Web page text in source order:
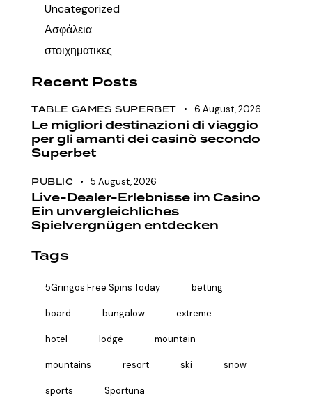
Uncategorized
Ασφάλεια
στοιχηματικες
Recent Posts
TABLE GAMES SUPERBET 6 August, 2026
Le migliori destinazioni di viaggio
per gli amanti dei casinò secondo
Superbet
PUBLIC 5 August, 2026
Live-Dealer-Erlebnisse im Casino
Ein unvergleichliches
Spielvergnügen entdecken
Tags
5Gringos Free Spins Today betting
board bungalow extreme
hotel lodge mountain
mountains resort ski snow
sports Sportuna